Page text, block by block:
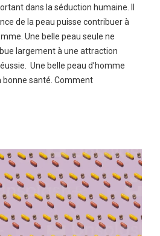
dans la séduction humaine. Il
de la peau puisse contribuer à
Une belle peau seule ne
largement à une attraction
Une belle peau d’homme
santé. Comment